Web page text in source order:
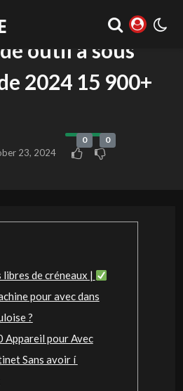
outil à sous
2024 15 900+
23, 2024
0 0
de créneaux |
pour avec dans
?
Appareil pour Avec
Sans avoir í